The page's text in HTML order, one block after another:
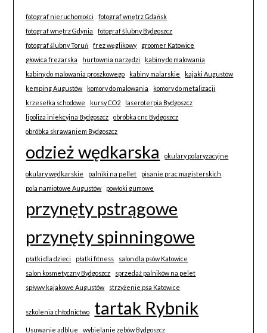
fotograf nieruchomości
fotograf wnętrz Gdańsk
fotograf wnętrz Gdynia
fotograf ślubny Bydgoszcz
fotograf ślubny Toruń
frez węglikowy
groomer Katowice
głowica frezarska
hurtownia narzędzi
kabiny do malowania
kabiny do malowania proszkowego
kabiny malarskie
kajaki Augustów
kemping Augustów
komory do malowania
komory do metalizacji
krzesełka schodowe
kursy CO2
laseroterpia Bydgoszcz
lipoliza iniekcyjna Bydgoszcz
obróbka cnc Bydgoszcz
obróbka skrawaniem Bydgoszcz
odzież wędkarska okulary polaryzacyjne
okulary wędkarskie palniki na pellet
pisanie prac magisterskich
pola namiotowe Augustów
powłoki gumowe
przynęty pstrągowe
przynęty spinningowe
płatki dla dzieci płatki fitness
salon dla psów Katowice
salon kosmetyczny Bydgoszcz
sprzedaż palników na pelet
spływy kajakowe Augustów
strzyżenie psa Katowice
szkolenia chłodnictwo tartak Rybnik
Usuwanie adblue wybielanie zębów Bydgoszcz